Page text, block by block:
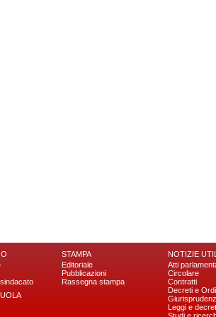
STAMPA
Editoriale
Pubblicazioni
Rassegna stampa
NOTIZIE
Atti
Circolare
Contratti
Decreti e
Leggi e